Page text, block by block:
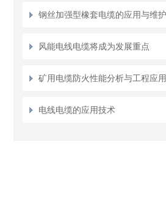
风能电线电缆将成为发展重点
矿用电缆防火性能分析与工程应用
电线电缆的应用技术